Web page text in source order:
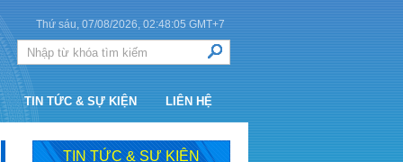
Thứ sáu, 07/08/2026, 02:48:05 GMT+7
TIN TỨC & SỰ KIỆN LIÊN HỆ
TIN TỨC & SỰ KIỆN